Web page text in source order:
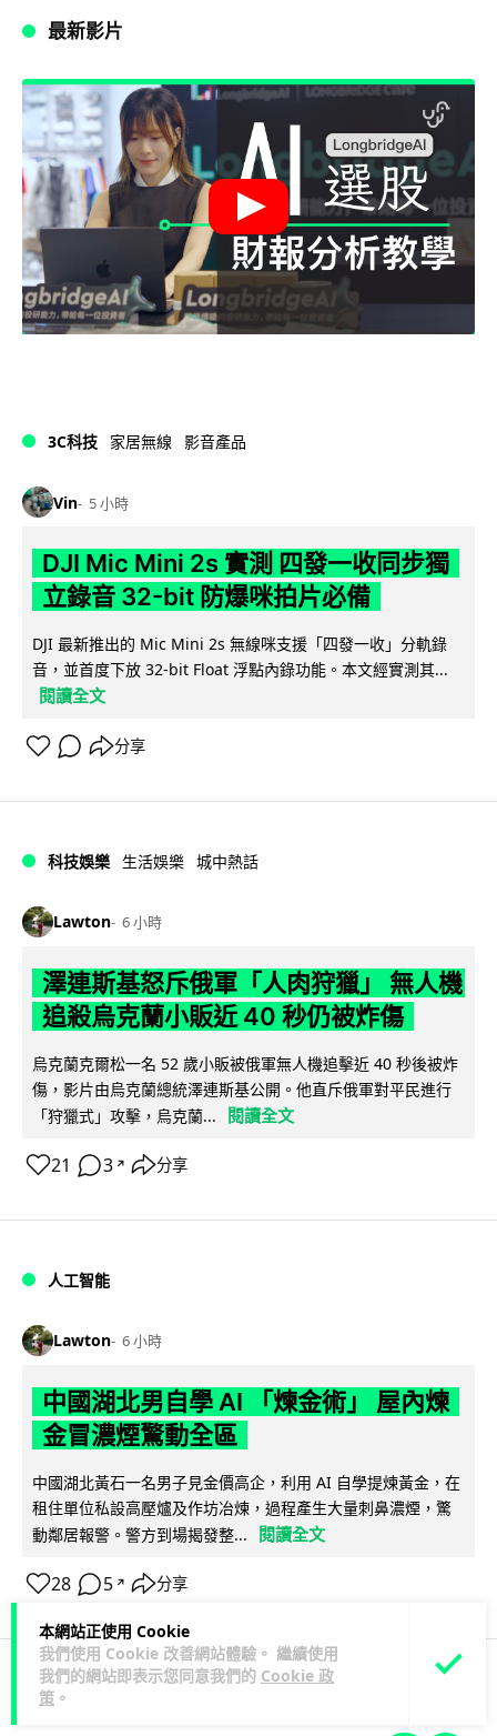
本網站正使用 Cookie
我們使用 Cookie 改善網站體驗。 繼續使用
我們的網站即表示您同意我們的 Cookie 政
策 。
最新影片
3C科技 家居無線 影音產品
Vin 5 小時
DJI Mic Mini 2s 實測 四發一收同步獨
立錄音 32-bit 防爆咪拍片必備
DJI 最新推出的 Mic Mini 2s 無線咪支援「四發一收」分軌錄
音，並首度下放 32-bit Float 浮點內錄功能。本文經實測其...
閱讀全文
分享
科技娛樂 生活娛樂 城中熱話
Lawton 6 小時
澤連斯基怒斥俄軍「人肉狩獵」 無人機
追殺烏克蘭小販近 40 秒仍被炸傷
烏克蘭克爾松一名 52 歲小販被俄軍無人機追擊近 40 秒後被炸
傷，影片由烏克蘭總統澤連斯基公開。他直斥俄軍對平民進行
「狩獵式」攻擊，烏克蘭...
閱讀全文
21 3 ↗ 分享
人工智能
Lawton 6 小時
中國湖北男自學 AI 「煉金術」 屋內煉
金冒濃煙驚動全區
中國湖北黃石一名男子見金價高企，利用 AI 自學提煉黃金，在
租住單位私設高壓爐及作坊冶煉，過程產生大量刺鼻濃煙，驚
動鄰居報警。警方到場揭發整...
閱讀全文
28 5 ↗ 分享
3C科技